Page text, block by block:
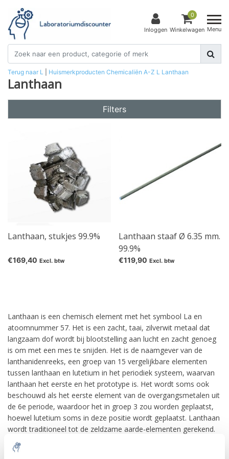
Inloggen
0
Winkelwagen Menu
Terug naar L Huismerkproducten Chemicaliën A-Z L Lanthaan
Lanthaan
Filters
Lanthaan, stukjes 99.9%
€169,40 Excl. btw
Lanthaan staaf Ø 6.35 mm.
99.9%
€119,90 Excl. btw
Lanthaan is een chemisch element met het symbool La en
atoomnummer 57. Het is een zacht, taai, zilverwit metaal dat
langzaam dof wordt bij blootstelling aan lucht en zacht genoeg
is om met een mes te snijden. Het is de naamgever van de
lanthanidenreeks, een groep van 15 vergelijkbare elementen
tussen lanthaan en lutetium in het periodiek systeem, waarvan
lanthaan het eerste en het prototype is. Het wordt soms ook
beschouwd als het eerste element van de overgangsmetalen uit
de 6e periode, waardoor het in groep 3 zou worden geplaatst,
hoewel lutetium soms in deze positie wordt geplaatst. Lanthaan
wordt traditioneel tot de zeldzame aarde-elementen gerekend.
De gebruikelijke oxidatietoestand is +3. Lanthaan heeft geen
biologische rol bij de mens, maar is essentieel voor sommige